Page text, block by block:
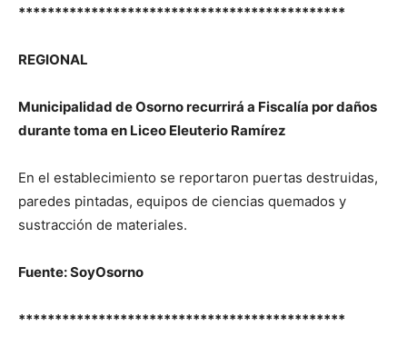
*********************************************
REGIONAL
Municipalidad de Osorno recurrirá a Fiscalía por daños
durante toma en Liceo Eleuterio Ramírez
En el establecimiento se reportaron puertas destruidas,
paredes pintadas, equipos de ciencias quemados y
sustracción de materiales.
Fuente: SoyOsorno
*********************************************